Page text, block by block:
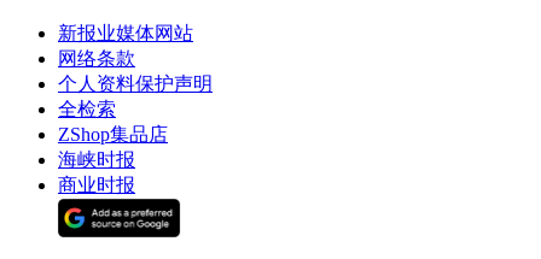
新报业媒体网站
网络条款
个人资料保护声明
全检索
ZShop集品店
海峡时报
商业时报